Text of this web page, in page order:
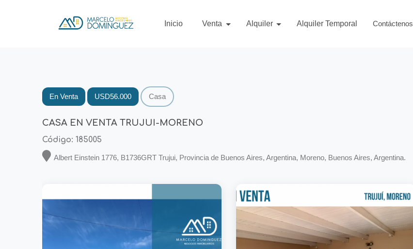
Inicio Venta Alquiler Alquiler Temporal Contáctenos
En Venta USD56.000 Casa
CASA EN VENTA TRUJUI-MORENO
Código: 185005
Albert Einstein 1776, B1736GRT Trujui, Provincia de Buenos Aires, Argentina, Moreno, Buenos Aires, Argentina.